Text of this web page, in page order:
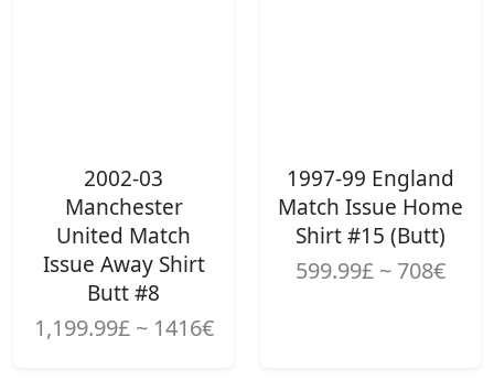
2002-03
Manchester
United Match
Issue Away Shirt
Butt #8
1,199.99£ ~ 1416€
1997-99 England
Match Issue Home
Shirt #15 (Butt)
599.99£ ~ 708€